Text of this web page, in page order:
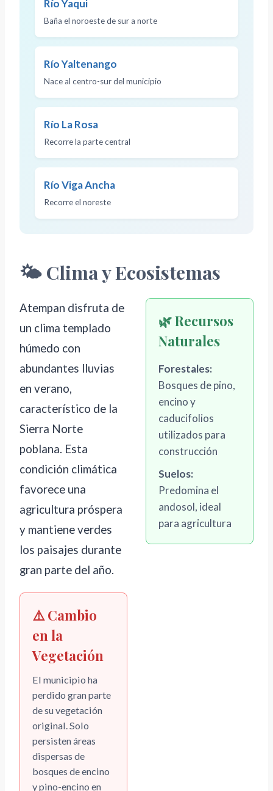
Río Yaqui
Baña el noroeste de sur a norte
Río Yaltenango
Nace al centro-sur del municipio
Río La Rosa
Recorre la parte central
Río Viga Ancha
Recorre el noreste
🌤️ Clima y Ecosistemas
Atempan disfruta de
un clima templado
húmedo con
abundantes lluvias
en verano,
característico de la
Sierra Norte
poblana. Esta
condición climática
favorece una
agricultura próspera
y mantiene verdes
los paisajes durante
gran parte del año.
⚠️ Cambio
en la
Vegetación
El municipio ha
perdido gran parte
de su vegetación
original. Solo
persisten áreas
dispersas de
bosques de encino
y pino-encino en
🌿 Recursos
Naturales
Forestales:
Bosques de pino,
encino y
caducifolios
utilizados para
construcción
Suelos:
Predomina el
andosol, ideal
para agricultura